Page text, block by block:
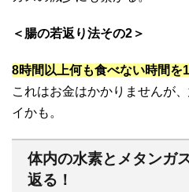
＜腸の若返り法その2＞
8時間以上何も食べない時間を1
これはお金はかかりませんが
イかも。
体内の水素とメタンガ
返る！